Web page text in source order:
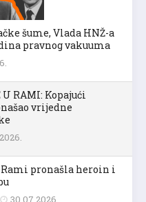
šume, Vlada HNŽ-a
pravnog vakuuma
U RAMI: Kopajući
vrijedne
pronašla heroin i
30.07.2026.